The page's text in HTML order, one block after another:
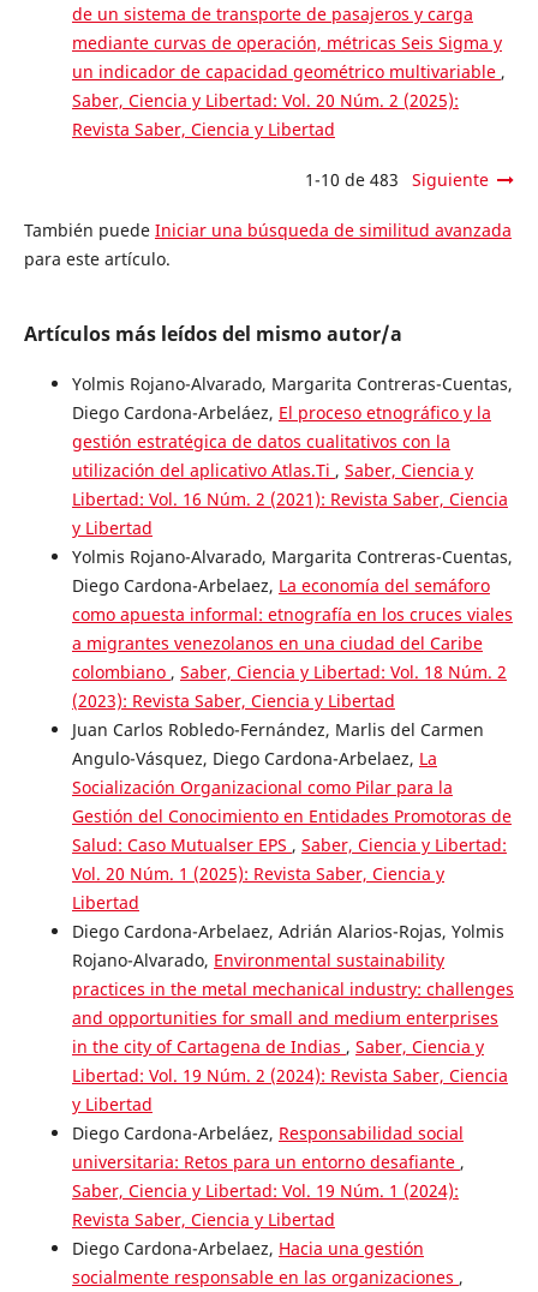
de un sistema de transporte de pasajeros y carga
mediante curvas de operación, métricas Seis Sigma y
un indicador de capacidad geométrico multivariable ,
Saber, Ciencia y Libertad: Vol. 20 Núm. 2 (2025):
Revista Saber, Ciencia y Libertad
1-10 de 483 Siguiente
También puede Iniciar una búsqueda de similitud avanzada
para este artículo.
Artículos más leídos del mismo autor/a
Yolmis Rojano-Alvarado, Margarita Contreras-Cuentas,
Diego Cardona-Arbeláez, El proceso etnográfico y la
gestión estratégica de datos cualitativos con la
utilización del aplicativo Atlas.Ti , Saber, Ciencia y
Libertad: Vol. 16 Núm. 2 (2021): Revista Saber, Ciencia
y Libertad
Yolmis Rojano-Alvarado, Margarita Contreras-Cuentas,
Diego Cardona-Arbelaez, La economía del semáforo
como apuesta informal: etnografía en los cruces viales
a migrantes venezolanos en una ciudad del Caribe
colombiano , Saber, Ciencia y Libertad: Vol. 18 Núm. 2
(2023): Revista Saber, Ciencia y Libertad
Juan Carlos Robledo-Fernández, Marlis del Carmen
Angulo-Vásquez, Diego Cardona-Arbelaez, La
Socialización Organizacional como Pilar para la
Gestión del Conocimiento en Entidades Promotoras de
Salud: Caso Mutualser EPS , Saber, Ciencia y Libertad:
Vol. 20 Núm. 1 (2025): Revista Saber, Ciencia y
Libertad
Diego Cardona-Arbelaez, Adrián Alarios-Rojas, Yolmis
Rojano-Alvarado, Environmental sustainability
practices in the metal mechanical industry: challenges
and opportunities for small and medium enterprises
in the city of Cartagena de Indias , Saber, Ciencia y
Libertad: Vol. 19 Núm. 2 (2024): Revista Saber, Ciencia
y Libertad
Diego Cardona-Arbeláez, Responsabilidad social
universitaria: Retos para un entorno desafiante ,
Saber, Ciencia y Libertad: Vol. 19 Núm. 1 (2024):
Revista Saber, Ciencia y Libertad
Diego Cardona-Arbelaez, Hacia una gestión
socialmente responsable en las organizaciones ,